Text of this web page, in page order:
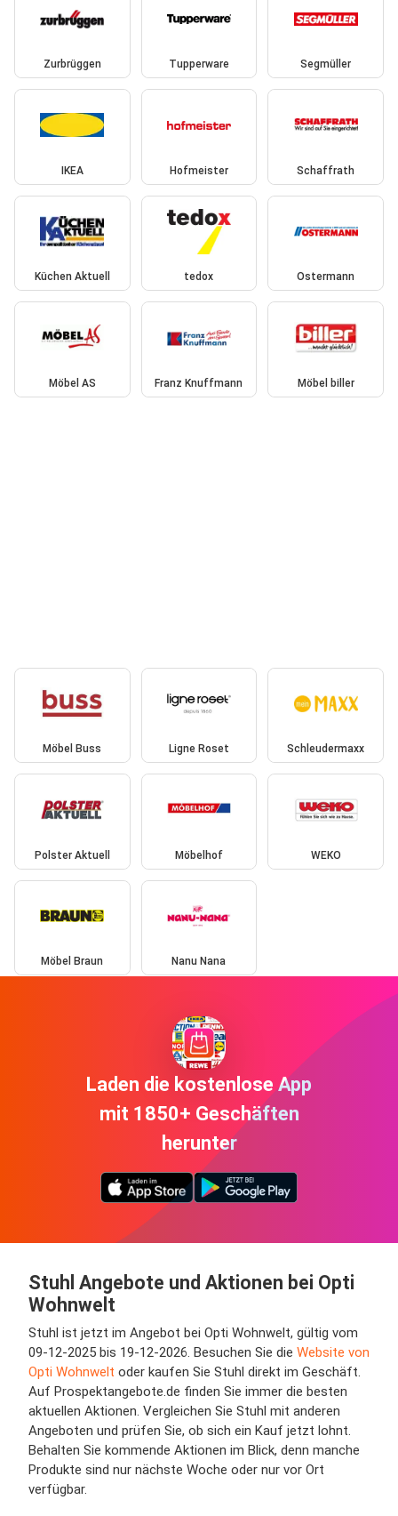
Zurbrüggen Tupperware Segmüller
IKEA Hofmeister Schaffrath
Küchen Aktuell tedox Ostermann
Möbel AS Franz Knuffmann Möbel biller
Möbel Buss Ligne Roset Schleudermaxx
Polster Aktuell Möbelhof WEKO
Möbel Braun Nanu Nana
Laden die kostenlose App
mit 1850+ Geschäften
herunter
Stuhl Angebote und Aktionen bei Opti
Wohnwelt
Stuhl ist jetzt im Angebot bei Opti Wohnwelt, gültig vom
09-12-2025 bis 19-12-2026. Besuchen Sie die Website von
Opti Wohnwelt oder kaufen Sie Stuhl direkt im Geschäft.
Auf Prospektangebote.de finden Sie immer die besten
aktuellen Aktionen. Vergleichen Sie Stuhl mit anderen
Angeboten und prüfen Sie, ob sich ein Kauf jetzt lohnt.
Behalten Sie kommende Aktionen im Blick, denn manche
Produkte sind nur nächste Woche oder nur vor Ort
verfügbar.